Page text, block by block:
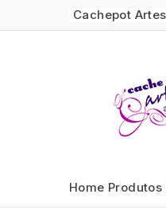
Cachepot
Home Produtos